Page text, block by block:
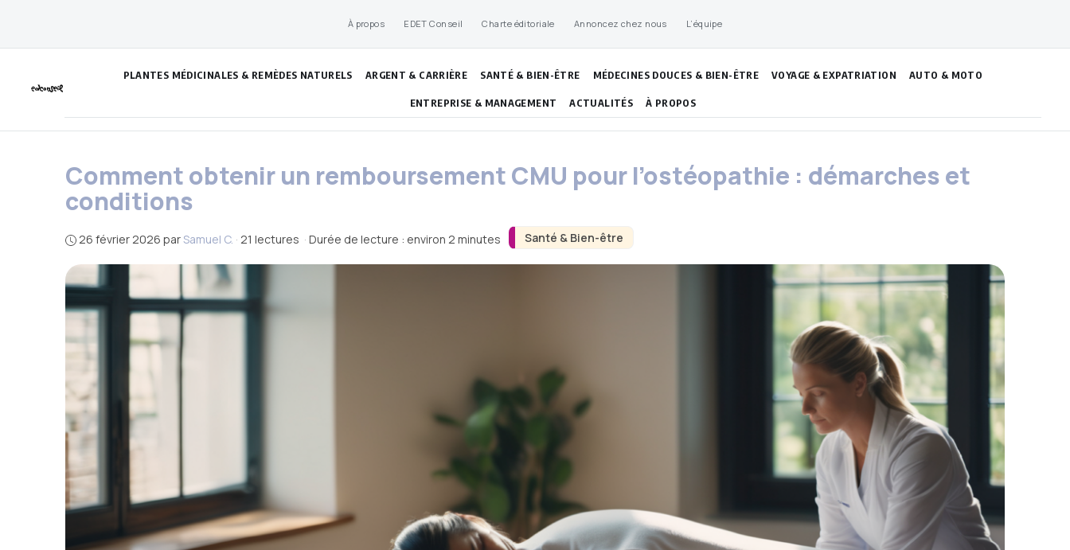
contenu
À propos EDET Conseil Charte éditoriale Annoncez chez nous L’équipe
PLANTES MÉDICINALES & REMÈDES NATURELS ARGENT & CARRIÈRE SANTÉ & BIEN-ÊTRE MÉDECINES DOUCES & BIEN-ÊTRE VOYAGE & EXPATRIATION AUTO & MOTO
ENTREPRISE & MANAGEMENT ACTUALITÉS À PROPOS
Santé & Bien-être
Comment obtenir un remboursement CMU pour l’ostéopathie : démarches et
conditions
26 février 2026 parSamuel C. · 21 lectures · Durée de lecture : environ 2 minutes